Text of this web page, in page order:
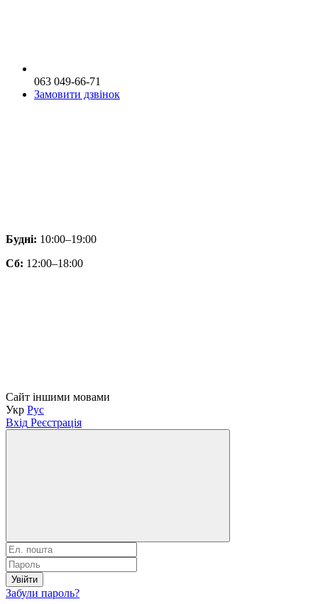
063 049-66-71
Замовити дзвінок
Будні: 10:00–19:00
Сб: 12:00–18:00
Сайт іншими мовами
Укр Рус
Вхід Реєстрація
Увійти
Забули пароль?